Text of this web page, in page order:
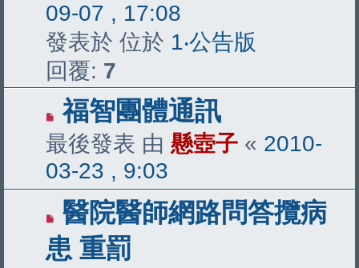
09-07 , 17:08
發表於 位於 1‧公告版
回覆: 7
福智團體通訊
最後發表 由 懸壺子 « 2010-
03-23 , 9:03
醫院醫師網路問答攬病
患 重罰